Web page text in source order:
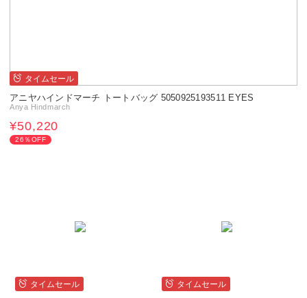
タイムセール
アニヤハインドマーチ トートバッグ 5050925193511 EYES
Anya Hindmarch
¥50,220
26％OFF
タイムセール タイムセール